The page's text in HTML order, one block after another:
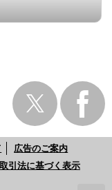
広告のご案内
引法に基づく表示